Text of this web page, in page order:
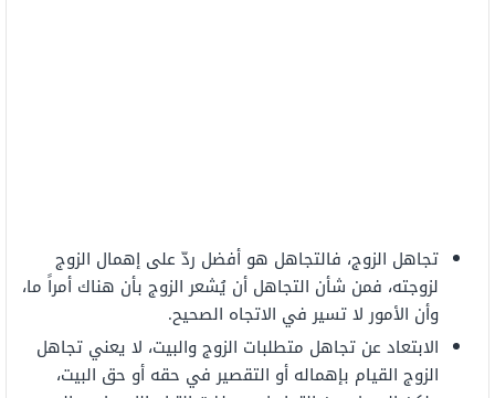
تجاهل الزوج، فالتجاهل هو أفضل ردّ على إهمال الزوج
لزوجته، فمن شأن التجاهل أن يُشعر الزوج بأن هناك أمراً ما،
وأن الأمور لا تسير في الاتجاه الصحيح.
الابتعاد عن تجاهل متطلبات الزوج والبيت، لا يعني تجاهل
الزوج القيام بإهماله أو التقصير في حقه أو حق البيت،